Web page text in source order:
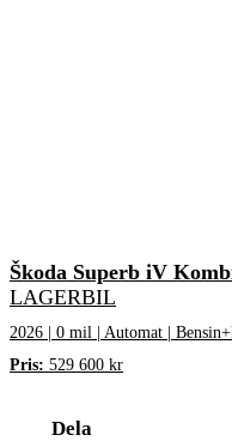
Škoda Superb iV
LAGERBIL
2026 | 0 mil | Automat |
Pris: 529 600 kr
Dela